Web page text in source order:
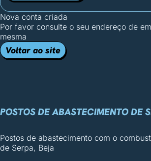
Nova conta criada
Por favor consulte o seu endereço de
mesma
Voltar ao site
POSTOS DE ABASTECIMENTO DE
Postos de abastecimento com o
de Serpa, Beja